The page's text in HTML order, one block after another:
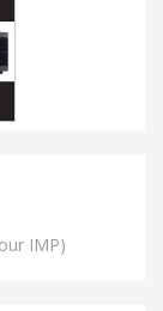
IMP)